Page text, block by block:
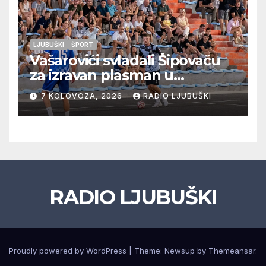
LJUBUŠKI ŠPORT
Vašarovići svladali Šipovaču
za izravan plasman u
četvrtfinale, Grab izborio
prolazak dalje, Klobuk ispao,
večeras počinje četvrtfinale
7 KOLOVOZA, 2026 RADIO LJUBUŠKI
RADIO LJUBUŠKI
Proudly powered by WordPress Theme: Newsup by Themeansar.